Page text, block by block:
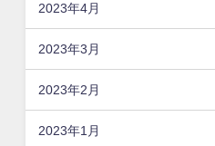
2023年4月
2023年3月
2023年2月
2023年1月